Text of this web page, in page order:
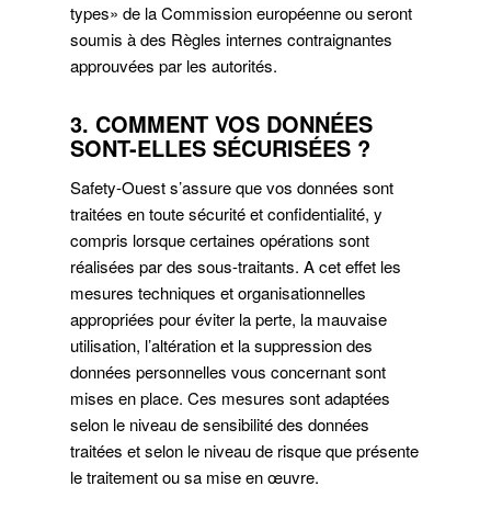
types» de la Commission européenne ou seront
soumis à des Règles internes contraignantes
approuvées par les autorités.
3. COMMENT VOS DONNÉES
SONT-ELLES SÉCURISÉES ?
Safety-Ouest s’assure que vos données sont
traitées en toute sécurité et confidentialité, y
compris lorsque certaines opérations sont
réalisées par des sous-traitants. A cet effet les
mesures techniques et organisationnelles
appropriées pour éviter la perte, la mauvaise
utilisation, l’altération et la suppression des
données personnelles vous concernant sont
mises en place. Ces mesures sont adaptées
selon le niveau de sensibilité des données
traitées et selon le niveau de risque que présente
le traitement ou sa mise en œuvre.